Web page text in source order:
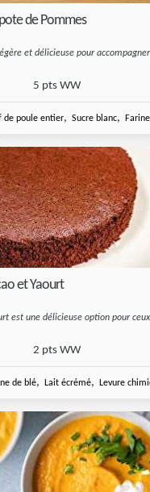
de Pommes
et délicieuse pour
5 pts WW
de poule entier, Sucre blanc,
et Yaourt
est une délicieuse option pour
2 pts WW
de blé, Lait écrémé, Levure